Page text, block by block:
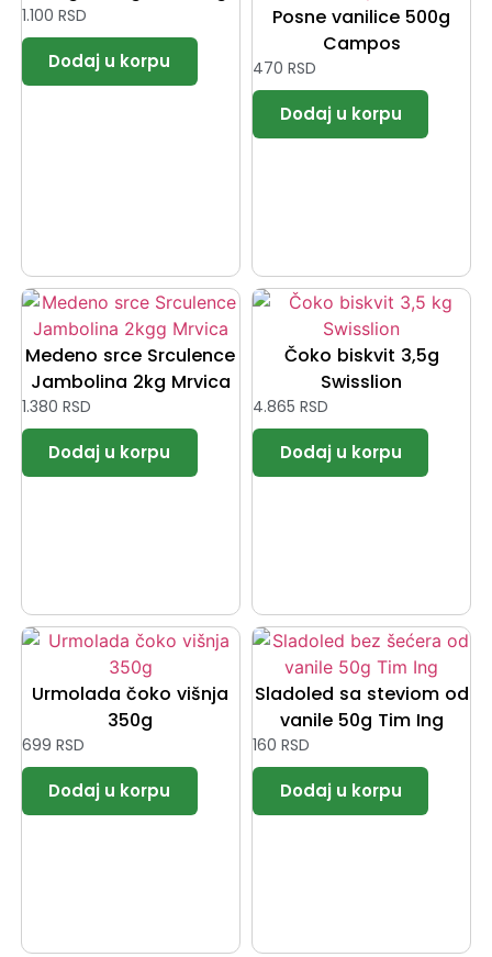
1.100 RSD
Posne vanilice 500g
Campos
470 RSD
Medeno srce Srculence
Jambolina 2kg Mrvica
1.380 RSD
Čoko biskvit 3,5g
Swisslion
4.865 RSD
Urmolada čoko višnja
350g
699 RSD
Sladoled sa steviom od
vanile 50g Tim Ing
160 RSD